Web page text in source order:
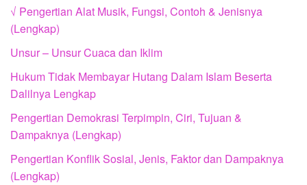
√ Pengertian Alat Musik, Fungsi, Contoh & Jenisnya
(Lengkap)
Unsur – Unsur Cuaca dan Iklim
Hukum Tidak Membayar Hutang Dalam Islam Beserta
Dalilnya Lengkap
Pengertian Demokrasi Terpimpin, Ciri, Tujuan &
Dampaknya (Lengkap)
Pengertian Konflik Sosial, Jenis, Faktor dan Dampaknya
(Lengkap)